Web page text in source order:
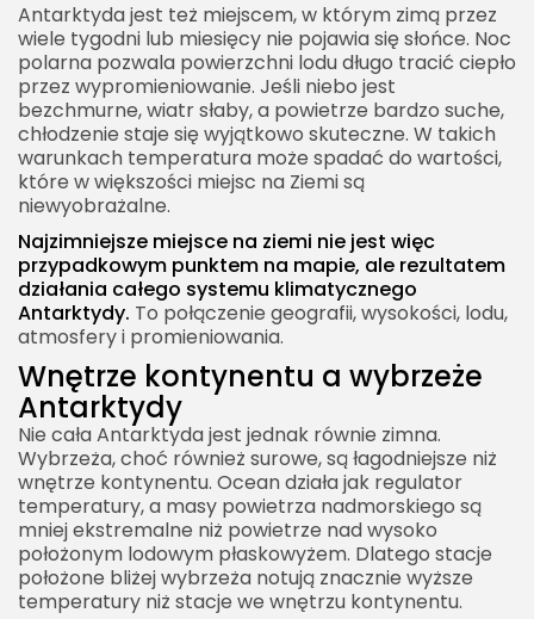
Antarktyda jest też miejscem, w którym zimą przez
wiele tygodni lub miesięcy nie pojawia się słońce. Noc
polarna pozwala powierzchni lodu długo tracić ciepło
przez wypromieniowanie. Jeśli niebo jest
bezchmurne, wiatr słaby, a powietrze bardzo suche,
chłodzenie staje się wyjątkowo skuteczne. W takich
warunkach temperatura może spadać do wartości,
które w większości miejsc na Ziemi są
niewyobrażalne.
Najzimniejsze miejsce na ziemi nie jest więc
przypadkowym punktem na mapie, ale rezultatem
działania całego systemu klimatycznego
Antarktydy. To połączenie geografii, wysokości, lodu,
atmosfery i promieniowania.
Wnętrze kontynentu a wybrzeże
Antarktydy
Nie cała Antarktyda jest jednak równie zimna.
Wybrzeża, choć również surowe, są łagodniejsze niż
wnętrze kontynentu. Ocean działa jak regulator
temperatury, a masy powietrza nadmorskiego są
mniej ekstremalne niż powietrze nad wysoko
położonym lodowym płaskowyżem. Dlatego stacje
położone bliżej wybrzeża notują znacznie wyższe
temperatury niż stacje we wnętrzu kontynentu.